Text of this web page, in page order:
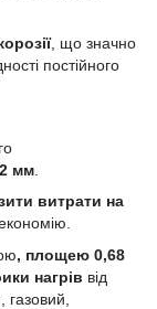
, що значно
постійного
мм
витрати на
, площею 0,68
нагрів від